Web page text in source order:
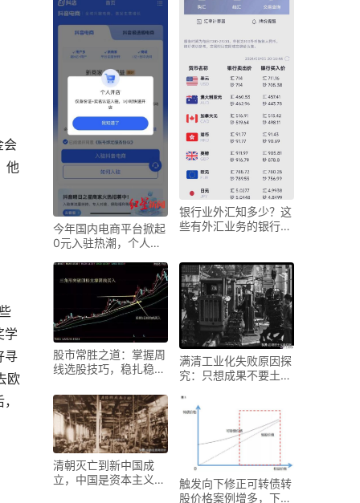
会
他
学
寻
欧
今年国内电商平台掀起
0元入驻热潮，个人店
银行业外汇知多少？这
些有外汇业务的银行你
股市常胜之道：掌握周
线选股技巧，稳扎稳打
满清工业化失败原因探
究：只想成果不要土
清朝灭亡到新中国成
立，中国是资本主义社
触发向下修正可转债转
股价格案例增多，下修